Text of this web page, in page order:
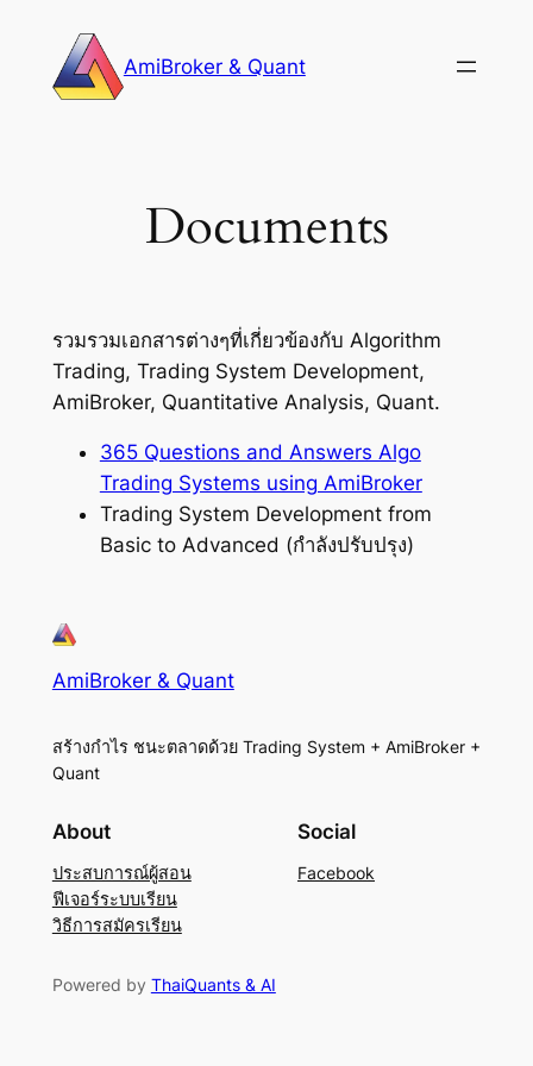
content
AmiBroker & Quant
Documents
รวมรวมเอกสารต่างๆที่เกี่ยวข้องกับ Algorithm
Trading, Trading System Development,
AmiBroker, Quantitative Analysis, Quant.
365 Questions and Answers Algo
Trading Systems using AmiBroker
Trading System Development from
Basic to Advanced (กำลังปรับปรุง)
AmiBroker & Quant
สร้างกำไร ชนะตลาดด้วย Trading System + AmiBroker +
Quant
About
ประสบการณ์ผู้สอน
ฟีเจอร์ระบบเรียน
วิธีการสมัครเรียน
Social
Facebook
Powered by ThaiQuants & AI